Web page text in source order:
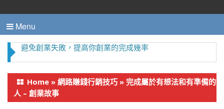
Menu
導致創業失敗的主要原因？ – Easy Marketing
Home » 網路賺錢行銷技巧 » 完成屬於有想法和有準備的
人 – 創業故事